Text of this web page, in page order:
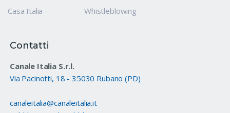
Casa Italia
Whistleblowing
Contatti
Canale Italia S.r.l.
Via Pacinotti, 18 - 35030 Rubano (PD)
canaleitalia@canaleitalia.it